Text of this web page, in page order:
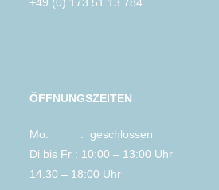
ÖFFNUNGSZEITEN
Mo. : geschlossen
Di bis Fr : 10:00 – 13:00 Uhr
14.30 – 18:00 Uhr